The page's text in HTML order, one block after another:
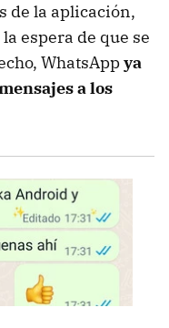
de la aplicación,
la espera de que se
WhatsAppya
a los